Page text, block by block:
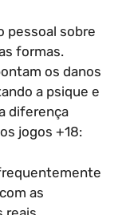
pessoal sobre
formas.
os danos
a psique e
diferença
jogos +18:
as